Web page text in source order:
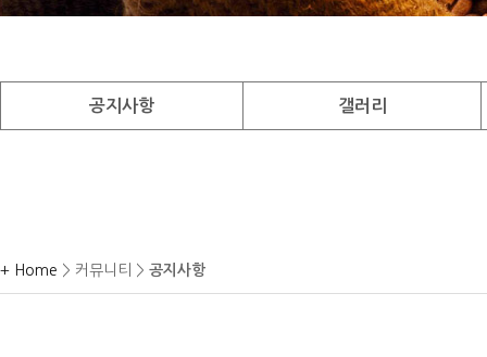
용
공지사항 갤러리
+ Home > 커뮤니티 > 공지사항